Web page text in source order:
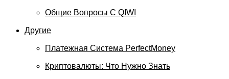
Общие Вопросы С QIWI
Другие
Платежная Система PerfectMoney
Криптовалюты: Что Нужно Знать